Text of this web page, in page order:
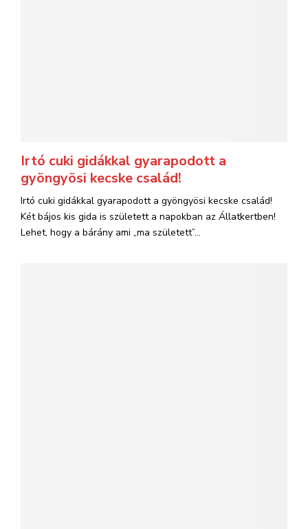
Irtó cuki gidákkal gyarapodott a
gyöngyösi kecske család!
Irtó cuki gidákkal gyarapodott a gyöngyösi kecske család!
Két bájos kis gida is született a napokban az Állatkertben!
Lehet, hogy a bárány ami „ma született”...